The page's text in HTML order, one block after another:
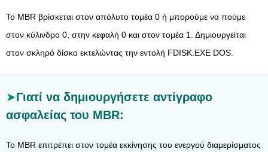
Το MBR βρίσκεται στον απόλυτο τομέα 0 ή μπορούμε να πούμε
στον κύλινδρο 0, στην κεφαλή 0 και στον τομέα 1. Δημιουργείται
στον σκληρό δίσκο εκτελώντας την εντολή FDISK.EXE DOS.
Γιατί να δημιουργήσετε αντίγραφο
ασφαλείας του MBR:
Το MBR επιτρέπει στον τομέα εκκίνησης του ενεργού διαμερίσματος